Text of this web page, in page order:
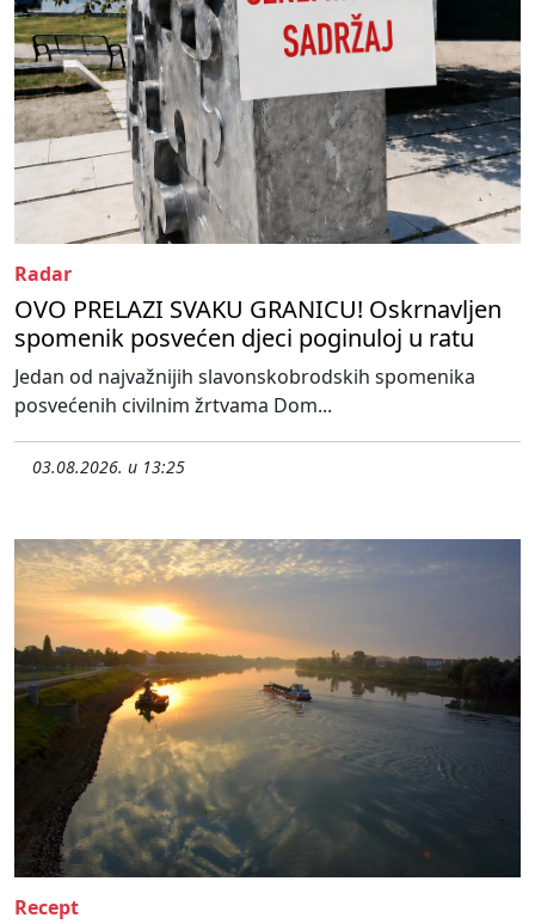
Radar
OVO PRELAZI SVAKU GRANICU! Oskrnavljen
spomenik posvećen djeci poginuloj u ratu
Jedan od najvažnijih slavonskobrodskih spomenika
posvećenih civilnim žrtvama Dom...
03.08.2026. u 13:25
Recept